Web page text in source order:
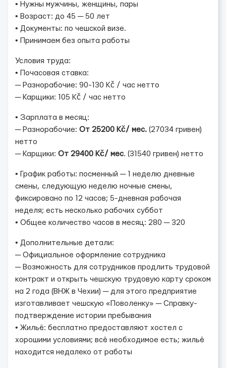
• Нужны мужчины, женщины, пары
• Возраст: до 45 ─ 50 лет
• Документы: по чешской визе.
• Принимаем без опыта работы
Условия труда:
• Почасовая ставка:
─ Разнорабочие: 90-130 Kč / час нетто
─ Карщики: 105 Kč / час нетто
• Зарплата в месяц:
─ Разнорабочие: От 25200 Kč/ мес. (27034 гривен)
нетто
─ Карщики: От 29400 Kč/ мес. (31540 гривен) нетто
• График работы: посменный ─ 1 неделю дневные
смены, следующую неделю ночные смены,
фиксировано по 12 часов; 5-дневная рабочая
неделя; есть несколько рабочих суббот
• Общее количество часов в месяц: 280 ─ 320
• Дополнительные детали:
─ Официальное оформление сотрудника
─ Возможность для сотрудников продлить трудовой
контракт и открыть чешскую трудовую карту сроком
на 2 года (ВНЖ в Чехии) ─ для этого предприятие
изготавливает чешскую «Поволенку» ─ Справку-
подтверждение истории пребывания
• Жильё: бесплатно предоставляют хостел с
хорошими условиями; всё необходимое есть; жильё
находится недалеко от работы